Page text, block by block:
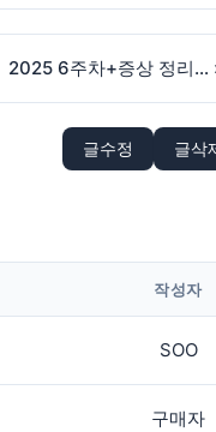
2025 6주차+증상 정리 찐후기
글수정 글삭
작성자
SOO
구매자